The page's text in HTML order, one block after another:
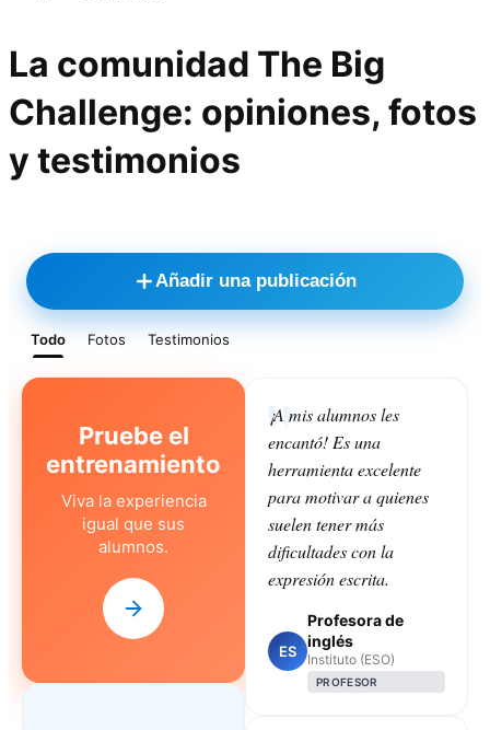
La comunidad The Big
Challenge: opiniones, fotos
y testimonios
Añadir una publicación
Todo Fotos Testimonios
Pruebe el
entrenamiento
Viva la experiencia
igual que sus
alumnos.
¡A mis alumnos les
encantó! Es una
herramienta excelente
para motivar a quienes
suelen tener más
dificultades con la
expresión escrita.
ES
Profesora de
inglés
Instituto (ESO)
PROFESOR